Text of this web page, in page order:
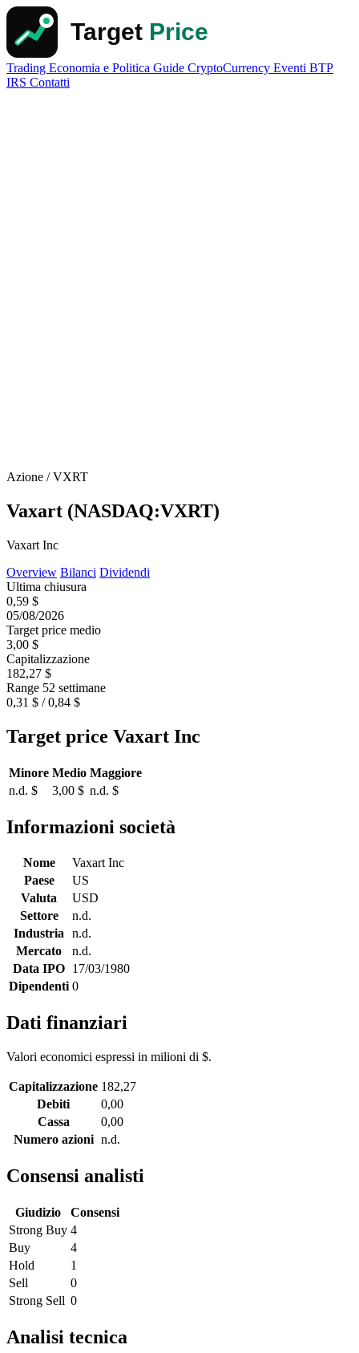
Trading Economia e Politica Guide CryptoCurrency Eventi BTP
IRS Contatti
Azione / VXRT
Vaxart (NASDAQ:VXRT)
Vaxart Inc
Overview Bilanci Dividendi
Ultima chiusura
0,59 $
05/08/2026
Target price medio
3,00 $
Capitalizzazione
182,27 $
Range 52 settimane
0,31 $ / 0,84 $
Target price Vaxart Inc
Minore Medio Maggiore
n.d. $
3,00 $ n.d. $
Informazioni società
Nome
Vaxart Inc
Paese
US
Valuta
USD
Settore
n.d.
Industria n.d.
Mercato
n.d.
Data IPO 17/03/1980
Dipendenti 0
Dati finanziari
Valori economici espressi in milioni di $.
Capitalizzazione 182,27
Debiti
0,00
Cassa
0,00
Numero azioni n.d.
Consensi analisti
Giudizio
Consensi
Strong Buy 4
Buy
4
Hold
1
Sell
0
Strong Sell 0
Analisi tecnica